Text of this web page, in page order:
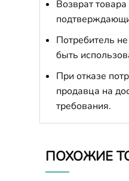
Возврат
Потребитель
быть
При отказе
продавца на
требования.
ПОХОЖИЕ